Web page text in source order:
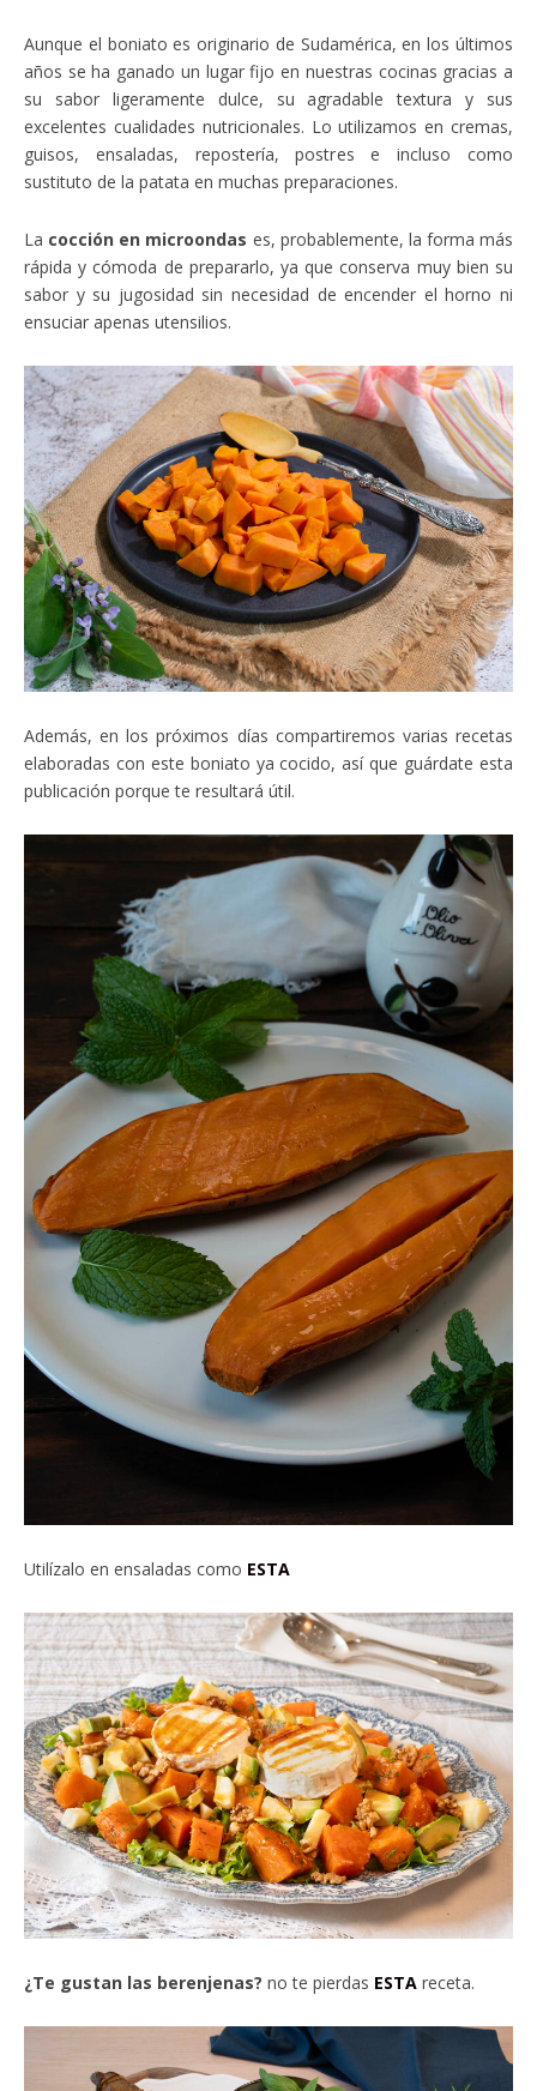
Aunque el boniato es originario de Sudamérica, en los últimos
años se ha ganado un lugar fijo en nuestras cocinas gracias a
su sabor ligeramente dulce, su agradable textura y sus
excelentes cualidades nutricionales. Lo utilizamos en cremas,
guisos, ensaladas, repostería, postres e incluso como
sustituto de la patata en muchas preparaciones.
La cocción en microondas es, probablemente, la forma más
rápida y cómoda de prepararlo, ya que conserva muy bien su
sabor y su jugosidad sin necesidad de encender el horno ni
ensuciar apenas utensilios.
Además, en los próximos días compartiremos varias recetas
elaboradas con este boniato ya cocido, así que guárdate esta
publicación porque te resultará útil.
Utilízalo en ensaladas como ESTA
¿Te gustan las berenjenas? no te pierdas ESTA receta.